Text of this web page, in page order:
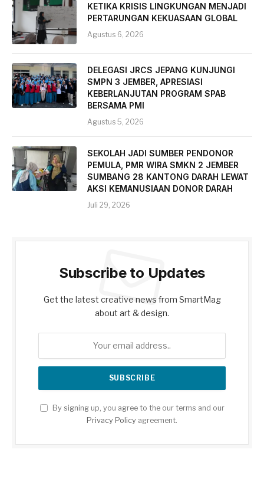
KETIKA KRISIS LINGKUNGAN MENJADI
PERTARUNGAN KEKUASAAN GLOBAL
Agustus 6, 2026
DELEGASI JRCS JEPANG KUNJUNGI
SMPN 3 JEMBER, APRESIASI
KEBERLANJUTAN PROGRAM SPAB
BERSAMA PMI
Agustus 5, 2026
SEKOLAH JADI SUMBER PENDONOR
PEMULA, PMR WIRA SMKN 2 JEMBER
SUMBANG 28 KANTONG DARAH LEWAT
AKSI KEMANUSIAAN DONOR DARAH
Juli 29, 2026
Subscribe to Updates
Get the latest creative news from SmartMag
about art & design.
By signing up, you agree to the our terms and our
Privacy Policy agreement.